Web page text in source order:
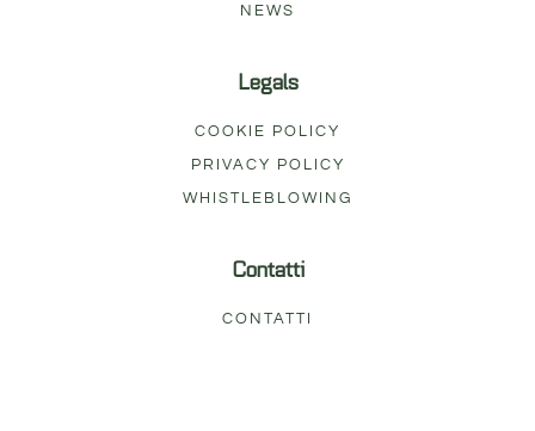
NEWS
Legals
COOKIE POLICY
PRIVACY POLICY
WHISTLEBLOWING
Contatti
CONTATTI